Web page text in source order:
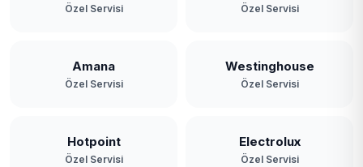
Riva
Soğuksu
Yavuz Selim
Özel Servisi Özel Servisi
Amana
Özel Servisi
Westinghouse
Özel Servisi
Hotpoint
Özel Servisi
Electrolux
Özel Servisi